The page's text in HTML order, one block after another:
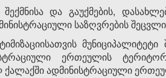
და გაუქმების,
საზღვრების
ერთეულის
ადმინისტრაციული